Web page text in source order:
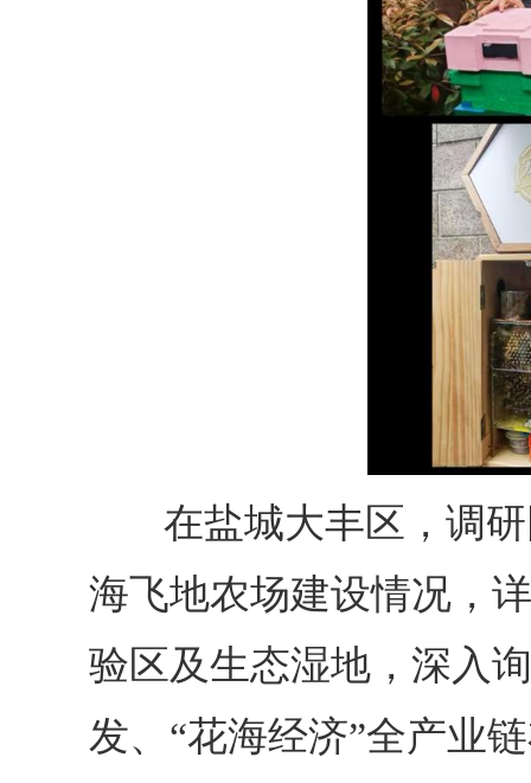
在盐城大丰区， 调研
海飞地农场建设情况 ，
验区及生态湿地，深入
发、 “花海经济”全产业